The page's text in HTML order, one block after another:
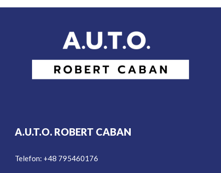
A.U.T.O. ROBERT CABAN
Telefon: +48 795460176